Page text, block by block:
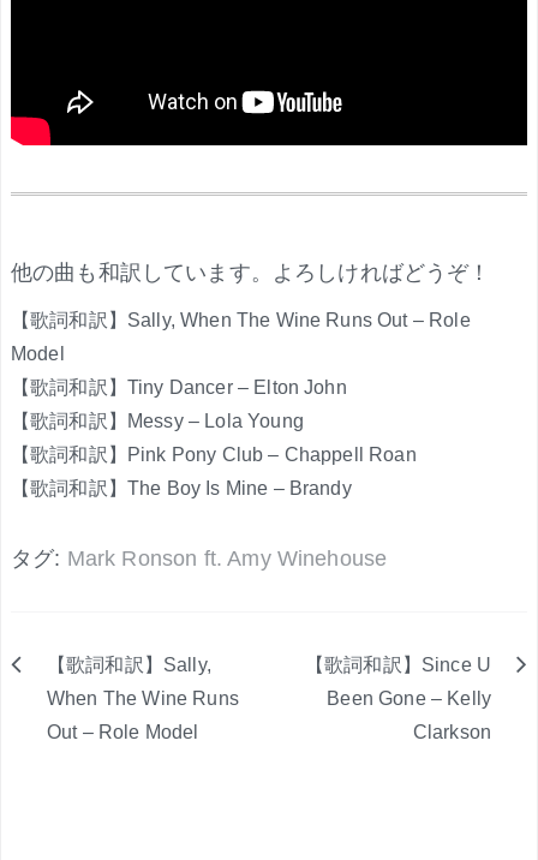
他の曲も和訳しています。よろしければどうぞ！
【歌詞和訳】Sally, When The Wine Runs Out – Role
Model
【歌詞和訳】Tiny Dancer – Elton John
【歌詞和訳】Messy – Lola Young
【歌詞和訳】Pink Pony Club – Chappell Roan
【歌詞和訳】The Boy Is Mine – Brandy
タグ: Mark Ronson ft. Amy Winehouse
【歌詞和訳】Sally,
When The Wine Runs
Out – Role Model
【歌詞和訳】Since U
Been Gone – Kelly
Clarkson